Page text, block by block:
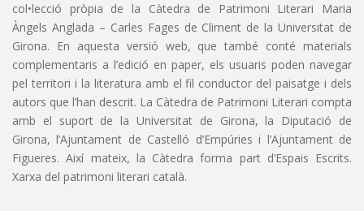
col•lecció pròpia de la Càtedra de Patrimoni Literari Maria
Àngels Anglada – Carles Fages de Climent de la Universitat de
Girona. En aquesta versió web, que també conté materials
complementaris a l’edició en paper, els usuaris poden navegar
pel territori i la literatura amb el fil conductor del paisatge i dels
autors que l’han descrit. La Càtedra de Patrimoni Literari compta
amb el suport de la Universitat de Girona, la Diputació de
Girona, l’Ajuntament de Castelló d’Empúries i l’Ajuntament de
Figueres. Així mateix, la Càtedra forma part d’Espais Escrits.
Xarxa del patrimoni literari català.